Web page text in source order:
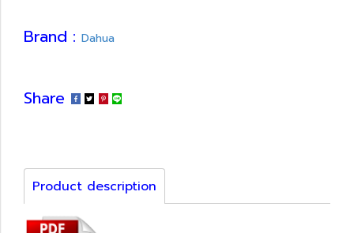
Brand : Dahua
Share
Product description